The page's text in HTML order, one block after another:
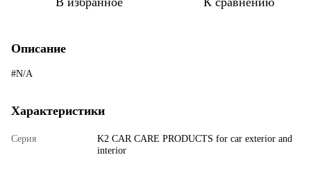
Описание
#N/A
Характеристики
Серия
K2 CAR CARE PRODUCTS for car exterior and
interior